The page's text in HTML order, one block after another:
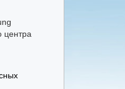
центра